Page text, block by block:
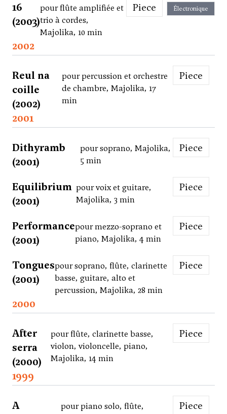
16
(2003)
pour flûte amplifiée et
trio à cordes,
Majolika, 10 min
Piece Électronique
2002
Reul na
coille
(2002)
pour percussion et orchestre
de chambre, Majolika, 17
min
Piece
2001
Dithyramb
(2001)
pour soprano, Majolika,
5 min
Piece
Equilibrium
(2001)
pour voix et guitare,
Majolika, 3 min
Piece
Performance
(2001)
pour mezzo-soprano et
piano, Majolika, 4 min
Piece
Tongues
(2001)
pour soprano, flûte, clarinette
basse, guitare, alto et
percussion, Majolika, 28 min
Piece
2000
After
serra
(2000)
pour flûte, clarinette basse,
violon, violoncelle, piano,
Majolika, 14 min
Piece
1999
A
pour piano solo, flûte,
Piece